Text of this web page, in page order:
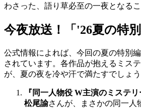
わさった、語り草必至の一夜となる
今夜放送！「'26夏の特
公式情報によれば、今回の夏の特別
されています。各作品が抱えるミス
が、夏の夜を冷や汗で満たすでしょう
『同一人物役 W主演のミステリ
松尾諭さんが、まさかの同一人